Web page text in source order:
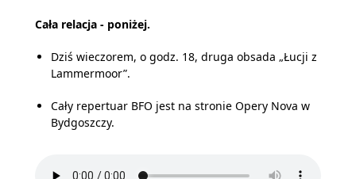
Cała relacja - poniżej.
Dziś wieczorem, o godz. 18, druga obsada „Łucji z
Lammermoor”.
Cały repertuar BFO jest na stronie Opery Nova w
Bydgoszczy.